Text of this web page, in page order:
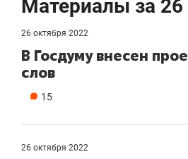
Материалы за
26 октября 2022
В Госдуму внесен
слов
15
26 октября 2022